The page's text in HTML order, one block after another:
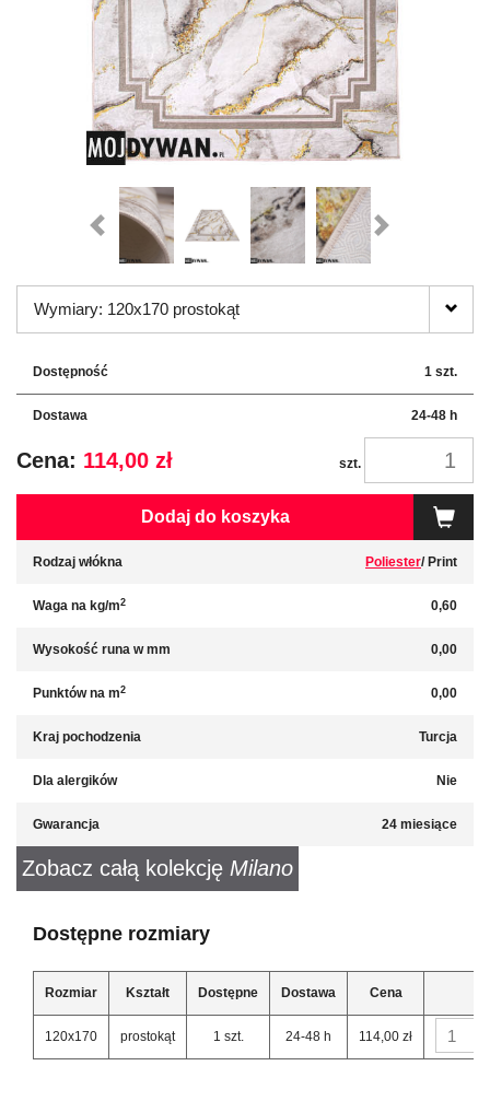
Wymiary: 120x170 prostokąt
Dostępność 1 szt.
Dostawa 24-48 h
Cena: 114,00 zł szt.
Dodaj do koszyka
Rodzaj włókna Poliester/ Print
Waga na kg/m2 0,60
Wysokość runa w mm 0,00
Punktów na m2 0,00
Kraj pochodzenia Turcja
Dla alergików Nie
Gwarancja 24 miesiące
Zobacz całą kolekcję Milano
Dostępne rozmiary
Rozmiar Kształt Dostępne Dostawa Cena
120x170 prostokąt 1 szt. 24-48 h 114,00 zł